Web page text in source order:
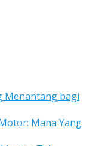
Menantang bagi
Mana Yang